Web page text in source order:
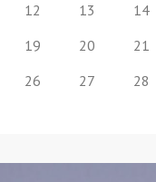
12 13 14
19 20 21
26 27 28